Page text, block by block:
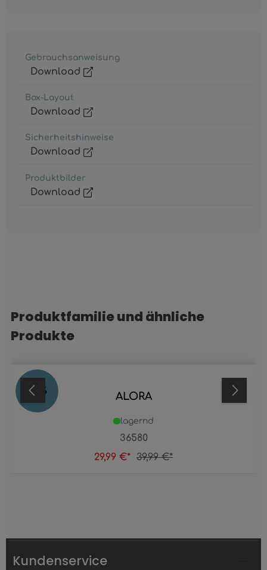
Gebrauchsanweisung
Download
Box-Layout
Download
Sicherheitshinweise
Download
Produktbilder
Download
Produktgalerie überspringen
Produktfamilie und ähnliche
Produkte
25 % ALORA
36580
lagernd
29,99 €* 39,99 €*
Kundenservice